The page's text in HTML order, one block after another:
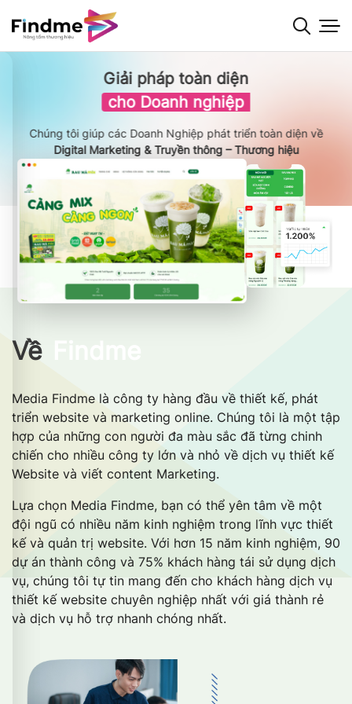
qua
nội
Giải pháp toàn diện
cho Doanh nghiệp
Chúng tôi giúp các Doanh Nghiệp phát triển toàn diện về
Digital Marketing & Truyền thông – Thương hiệu
Về
Media Findme là công ty hàng đầu về thiết kế, phát
triển website và marketing online. Chúng tôi là một tập
hợp của những con người đa màu sắc đã từng chinh
chiến cho nhiều công ty lớn và nhỏ về dịch vụ thiết kế
Website và viết content Marketing.
Lựa chọn Media Findme, bạn có thể yên tâm về một
đội ngũ có nhiều năm kinh nghiệm trong lĩnh vực thiết
kế và quản trị website. Với hơn 15 năm kinh nghiệm, 90
dự án thành công và 75% khách hàng tái sử dụng dịch
vụ, chúng tôi tự tin mang đến cho khách hàng dịch vụ
thiết kế website chuyên nghiệp nhất với giá thành rẻ
và dịch vụ hỗ trợ nhanh chóng nhất.